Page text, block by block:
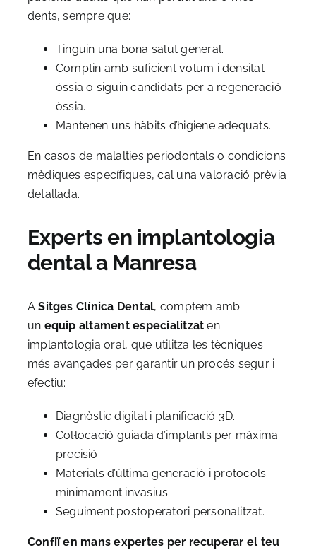
dents, sempre que:
Tinguin una bona salut general.
Comptin amb suficient volum i densitat
òssia o siguin candidats per a regeneració
òssia.
Mantenen uns hàbits d’higiene adequats.
En casos de malalties periodontals o condicions
mèdiques específiques, cal una valoració prèvia
detallada.
Experts en implantologia
dental a Manresa
ASitges Clínica Dental, comptem amb
un equip altament especialitzat en
implantologia oral, que utilitza les tècniques
més avançades per garantir un procés segur i
efectiu:
Diagnòstic digital i planificació 3D.
Col·locació guiada d’implants per màxima
precisió.
Materials d’última generació i protocols
mínimament invasius.
Seguiment postoperatori personalitzat.
Confiï en mans expertes per recuperar el teu